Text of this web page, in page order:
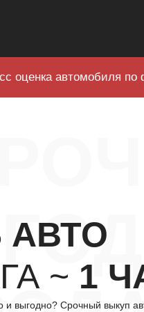
оценка автомобиля
АВТО
~ 1
выгодно? Срочный выкуп